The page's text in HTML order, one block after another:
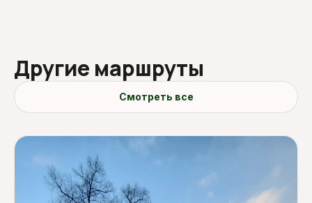
Другие маршруты
Смотреть все